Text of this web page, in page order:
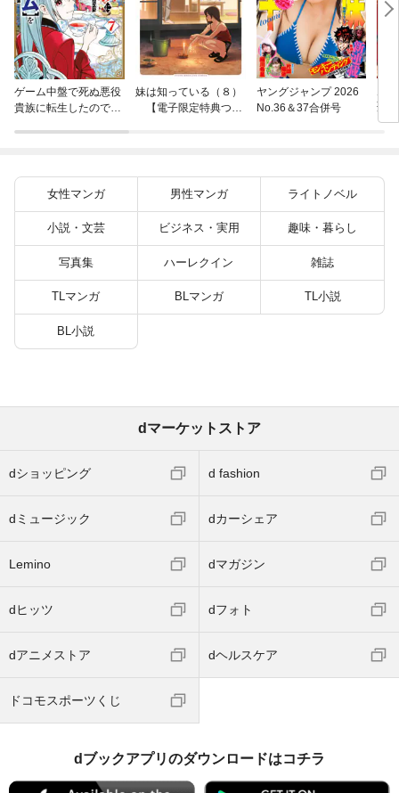
ゲーム中盤で死ぬ悪役
貴族に転生したので、
妹は知っている（８）
【電子限定特典つ
ヤングジャンプ 2026
No.36＆37合併号
聖
り
女性マンガ 男性マンガ ライトノベル
小説・文芸 ビジネス・実用 趣味・暮らし
写真集 ハーレクイン 雑誌
TLマンガ BLマンガ TL小説
BL小説
dマーケットストア
dショッピング d fashion
dミュージック dカーシェア
Lemino dマガジン
dヒッツ dフォト
dアニメストア dヘルスケア
ドコモスポーツくじ
dブックアプリのダウンロードはコチラ